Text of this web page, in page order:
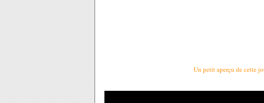
Un petit aperçu de cette